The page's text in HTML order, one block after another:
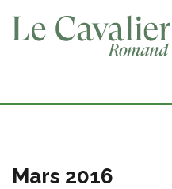
Mars 2016